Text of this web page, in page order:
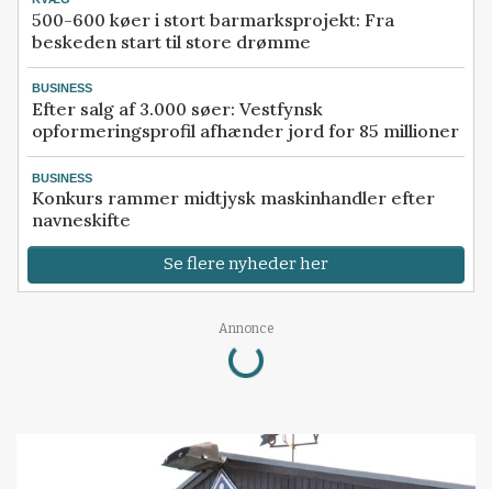
500-600 køer i stort barmarksprojekt: Fra
beskeden start til store drømme
BUSINESS
Efter salg af 3.000 søer: Vestfynsk
opformeringsprofil afhænder jord for 85 millioner
BUSINESS
Konkurs rammer midtjysk maskinhandler efter
navneskifte
Se flere nyheder her
Annonce
Loading...